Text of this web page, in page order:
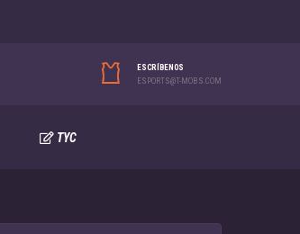
ESCRÍBENOS
ESPORTS@T-MOBS.COM
TYC